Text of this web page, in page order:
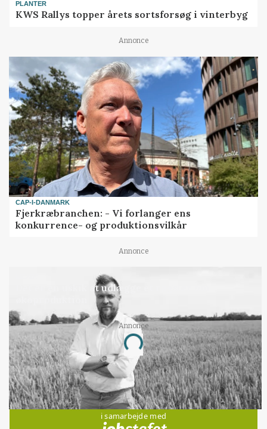
PLANTER
KWS Rallys topper årets sortsforsøg i vinterbyg
Annonce
CAP-I-DANMARK
Fjerkræbranchen: - Vi forlanger ens
konkurrence- og produktionsvilkår
Annonce
Det er en uskik at udlægge et røgslør om
Annonce
Loading...
Jobs
i samarbejde med